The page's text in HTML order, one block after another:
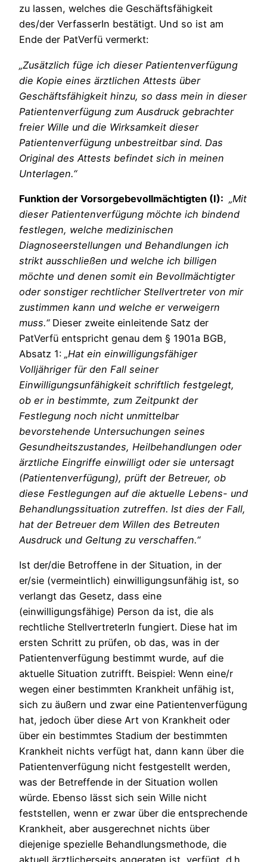
zu lassen, welches die Geschäftsfähigkeit
des/der VerfasserIn bestätigt. Und so ist am
Ende der PatVerfü vermerkt:
„Zusätzlich füge ich dieser Patientenverfügung
die Kopie eines ärztlichen Attests über
Geschäftsfähigkeit hinzu, so dass mein in dieser
Patientenverfügung zum Ausdruck gebrachter
freier Wille und die Wirksamkeit dieser
Patientenverfügung unbestreitbar sind. Das
Original des Attests befindet sich in meinen
Unterlagen.“
Funktion der Vorsorgebevollmächtigten (I): „Mit
dieser Patientenverfügung möchte ich bindend
festlegen, welche medizinischen
Diagnoseerstellungen und Behandlungen ich
strikt ausschließen und welche ich billigen
möchte und denen somit ein Bevollmächtigter
oder sonstiger rechtlicher Stellvertreter von mir
zustimmen kann und welche er verweigern
muss.“Dieser zweite einleitende Satz der
PatVerfü entspricht genau dem § 1901a BGB,
Absatz 1: „Hat ein einwilligungsfähiger
Volljähriger für den Fall seiner
Einwilligungsunfähigkeit schriftlich festgelegt,
ob er in bestimmte, zum Zeitpunkt der
Festlegung noch nicht unmittelbar
bevorstehende Untersuchungen seines
Gesundheitszustandes, Heilbehandlungen oder
ärztliche Eingriffe einwilligt oder sie untersagt
(Patientenverfügung), prüft der Betreuer, ob
diese Festlegungen auf die aktuelle Lebens- und
Behandlungssituation zutreffen. Ist dies der Fall,
hat der Betreuer dem Willen des Betreuten
Ausdruck und Geltung zu verschaffen.“
Ist der/die Betroffene in der Situation, in der
er/sie (vermeintlich) einwilligungsunfähig ist, so
verlangt das Gesetz, dass eine
(einwilligungsfähige) Person da ist, die als
rechtliche StellvertreterIn fungiert. Diese hat im
ersten Schritt zu prüfen, ob das, was in der
Patientenverfügung bestimmt wurde, auf die
aktuelle Situation zutrifft. Beispiel: Wenn eine/r
wegen einer bestimmten Krankheit unfähig ist,
sich zu äußern und zwar eine Patientenverfügung
hat, jedoch über diese Art von Krankheit oder
über ein bestimmtes Stadium der bestimmten
Krankheit nichts verfügt hat, dann kann über die
Patientenverfügung nicht festgestellt werden,
was der Betreffende in der Situation wollen
würde. Ebenso lässt sich sein Wille nicht
feststellen, wenn er zwar über die entsprechende
Krankheit, aber ausgerechnet nichts über
diejenige spezielle Behandlungsmethode, die